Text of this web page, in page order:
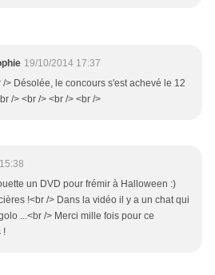
19/10/2014 17:37
/> Désolée, le concours s'est achevé le 12
/> <br /> <br /> <br />
un DVD pour frémir à Halloween :)
!<br /> Dans la vidéo il y a un chat qui
...<br /> Merci mille fois pour ce
!